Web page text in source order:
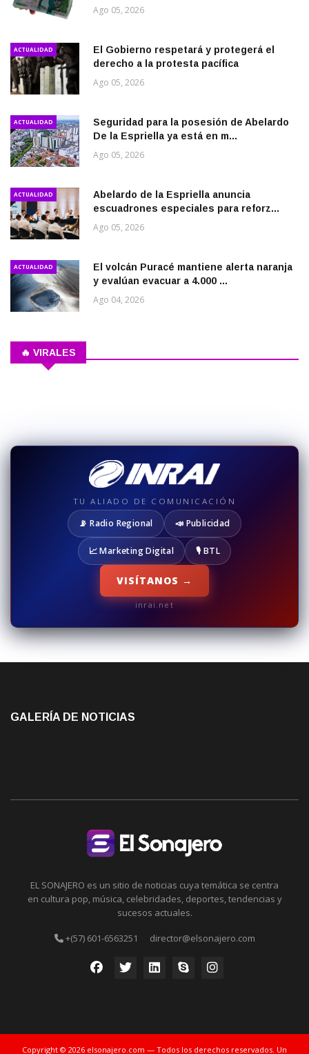
Ago 05, 2026
ACTUALIDAD
El Gobierno respetará y protegerá el
derecho a la protesta pacífica
Ago 05, 2026
ACTUALIDAD
Seguridad para la posesión de Abelardo
De la Espriella ya está en m...
Ago 05, 2026
ACTUALIDAD
Abelardo de la Espriella anuncia
escuadrones especiales para reforz...
Ago 05, 2026
ACTUALIDAD
El volcán Puracé mantiene alerta naranja
y evalúan evacuar a 4.000 ...
Ago 04, 2026
🔥 VIRALES
TU ALIADO DE COMUNICACIÓN
📡 Radio Regional 📣 Publicidad
📈 Marketing Digital 🎙️ BTL
VISÍTANOS →
inrai.net
GALERÍA DE NOTICIAS
EL SONAJERO es un sitio de noticias cuya temática se centra
en cultura pop, música, celebridades, deportes, tendencias y
sucesos actuales.
+(57) 601-6563251 director@elsonajero.com
Copyright © 2026 elsonajero.com — Todos los derechos reservados. Un